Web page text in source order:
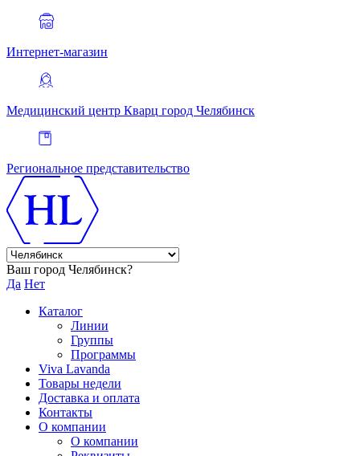
Интернет-магазин
Медицинский центр Кварц город Челябинск
Региональное представительство
Ваш город Челябинск?
Да Нет
Каталог
Линии
Группы
Программы
Viva Lavanda
Товары недели
Доставка и оплата
Контакты
О компании
О компании